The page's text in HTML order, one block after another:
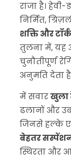
राजा है।
निर्मित,
शक्ति और टॉर्क
तुलना में, यह
चुनौतीपूर्ण
अनुमति देता
में सवारखुला
ढलानों और
जिनसे हल्के
बेहतर
स्थिरता और